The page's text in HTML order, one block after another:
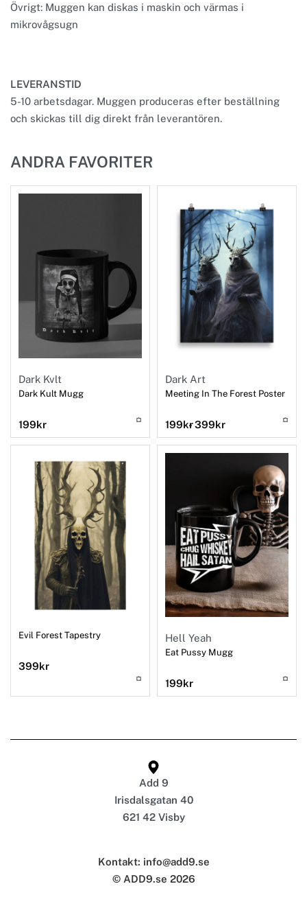
Övrigt: Muggen kan diskas i maskin och värmas i
mikrovågsugn
LEVERANSTID
5-10 arbetsdagar. Muggen produceras efter beställning
och skickas till dig direkt från leverantören.
ANDRA FAVORITER
Dark Kvlt
Dark Kult Mugg
199kr
Dark Art
Meeting In The Forest Poster
199kr399kr
Evil Forest Tapestry
399kr
Hell Yeah
Eat Pussy Mugg
199kr
Add 9
Irisdalsgatan 40
621 42 Visby
Kontakt: info@add9.se
© ADD9.se 2026